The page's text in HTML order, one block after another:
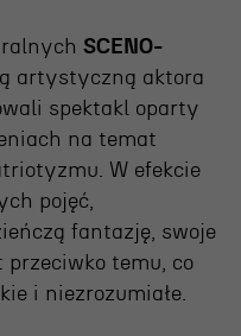
SCENO-
artystyczną aktora
spektakl oparty
na temat
W efekcie
pojęć,
fantazję, swoje
przeciwko temu, co
i niezrozumiałe.